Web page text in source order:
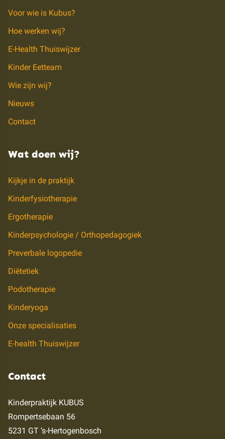
Voor wie is Kubus?
Hoe werken wij?
E-Health Thuiswijzer
Kinder Eetteam
Wie zijn wij?
Nieuws
Contact
Wat doen wij?
Kijkje in de praktijk
Kinderfysiotherapie
Ergotherapie
Kinderpsychologie / Orthopedagogiek
Preverbale logopedie
Diëtetiek
Podotherapie
Kinderyoga
Onze specialisaties
E-health Thuiswijzer
Contact
Kinderpraktijk KUBUS
Rompertsebaan 56
5231 GT ‘s-Hertogenbosch